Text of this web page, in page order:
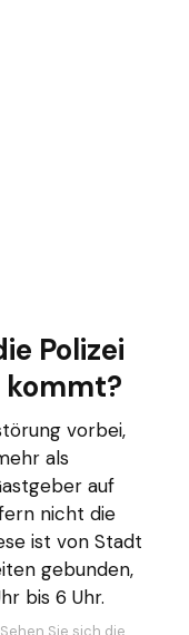
Polizei
kommt?
vorbei,
als
auf
nicht die
ist von Stadt
gebunden,
bis 6 Uhr.
Sehen Sie sich die